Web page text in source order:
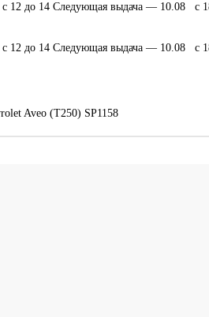
12 до 14 Следующая выдача — 10.08 c
12 до 14 Следующая выдача — 10.08 c
Aveo (T250) SP1158